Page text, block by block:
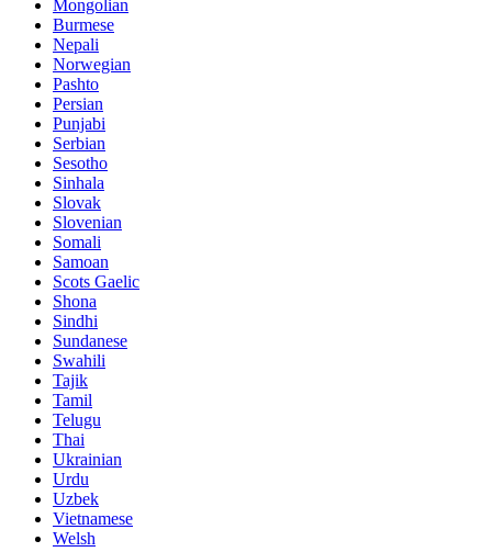
Mongolian
Burmese
Nepali
Norwegian
Pashto
Persian
Punjabi
Serbian
Sesotho
Sinhala
Slovak
Slovenian
Somali
Samoan
Scots Gaelic
Shona
Sindhi
Sundanese
Swahili
Tajik
Tamil
Telugu
Thai
Ukrainian
Urdu
Uzbek
Vietnamese
Welsh